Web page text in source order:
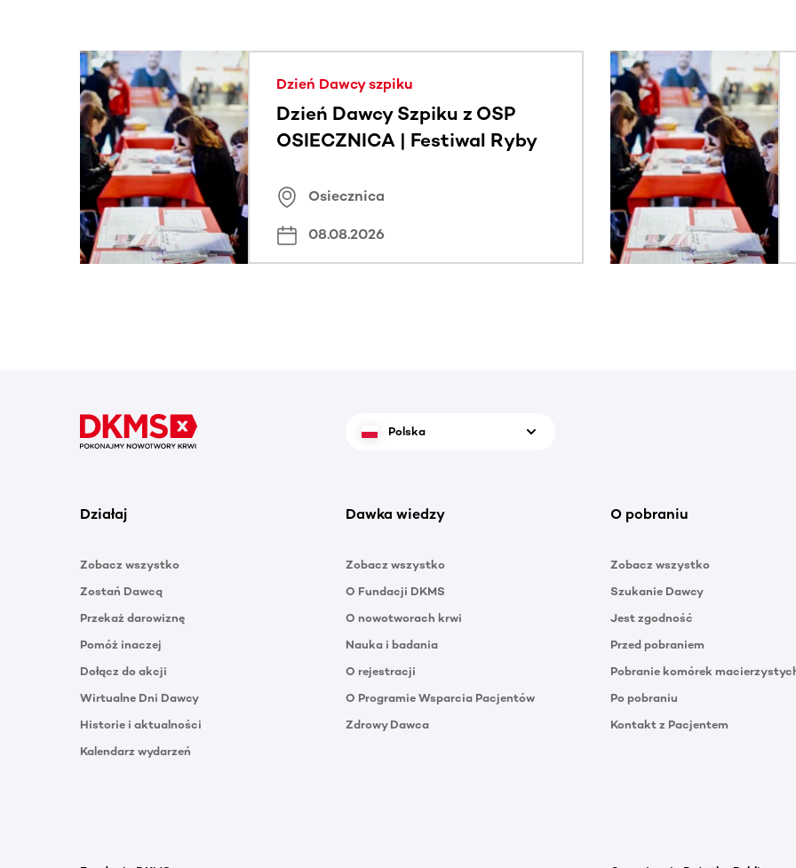
Ta sekcja zawiera treści przewijane w poziomie. Użyj klawisza Tab lub przesuń palcem, aby zobaczyć
Dzień Dawcy szpiku
Dzień Dawcy Szpiku z OSP
OSIECZNICA | Festiwal Ryby
Osiecznica
08.08.2026
Polska
Działaj
Zobacz wszystko
Zostań Dawcą
Przekaż darowiznę
Pomóż inaczej
Dołącz do akcji
Wirtualne Dni Dawcy
Historie i aktualności
Kalendarz wydarzeń
Dawka wiedzy
Zobacz wszystko
O Fundacji DKMS
O nowotworach krwi
Nauka i badania
O rejestracji
O Programie Wsparcia Pacjentów
Zdrowy Dawca
O pobraniu
Zobacz wszystko
Szukanie Dawcy
Jest zgodność
Przed pobraniem
Pobranie komórek
Po pobraniu
Kontakt z Pacjentem